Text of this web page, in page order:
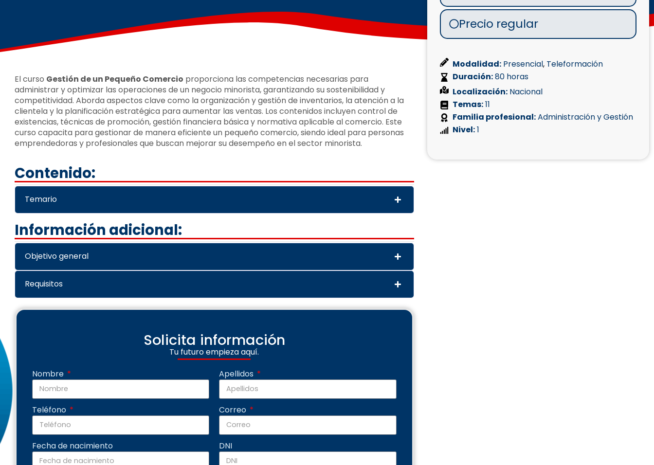
Precio regular
Modalidad: Presencial, Teleformación
Duración:80 horas
Localización: Nacional
Temas:11
Familia profesional:Administración y Gestión
Nivel:1
El curso Gestión de un Pequeño Comercio proporciona las competencias necesarias para
administrar y optimizar las operaciones de un negocio minorista, garantizando su sostenibilidad y
competitividad. Aborda aspectos clave como la organización y gestión de inventarios, la atención a la
clientela y la planificación estratégica para aumentar las ventas. Los contenidos incluyen control de
existencias, técnicas de promoción, gestión financiera básica y normativa aplicable al comercio. Este
curso capacita para gestionar de manera eficiente un pequeño comercio, siendo ideal para personas
emprendedoras y profesionales que buscan mejorar su desempeño en el sector minorista.
Contenido:
Temario
Información adicional:
Objetivo general
Requisitos
Solicita información
Tu futuro empieza aquí.
Nombre
Apellidos
Teléfono Correo
Fecha de nacimiento DNI